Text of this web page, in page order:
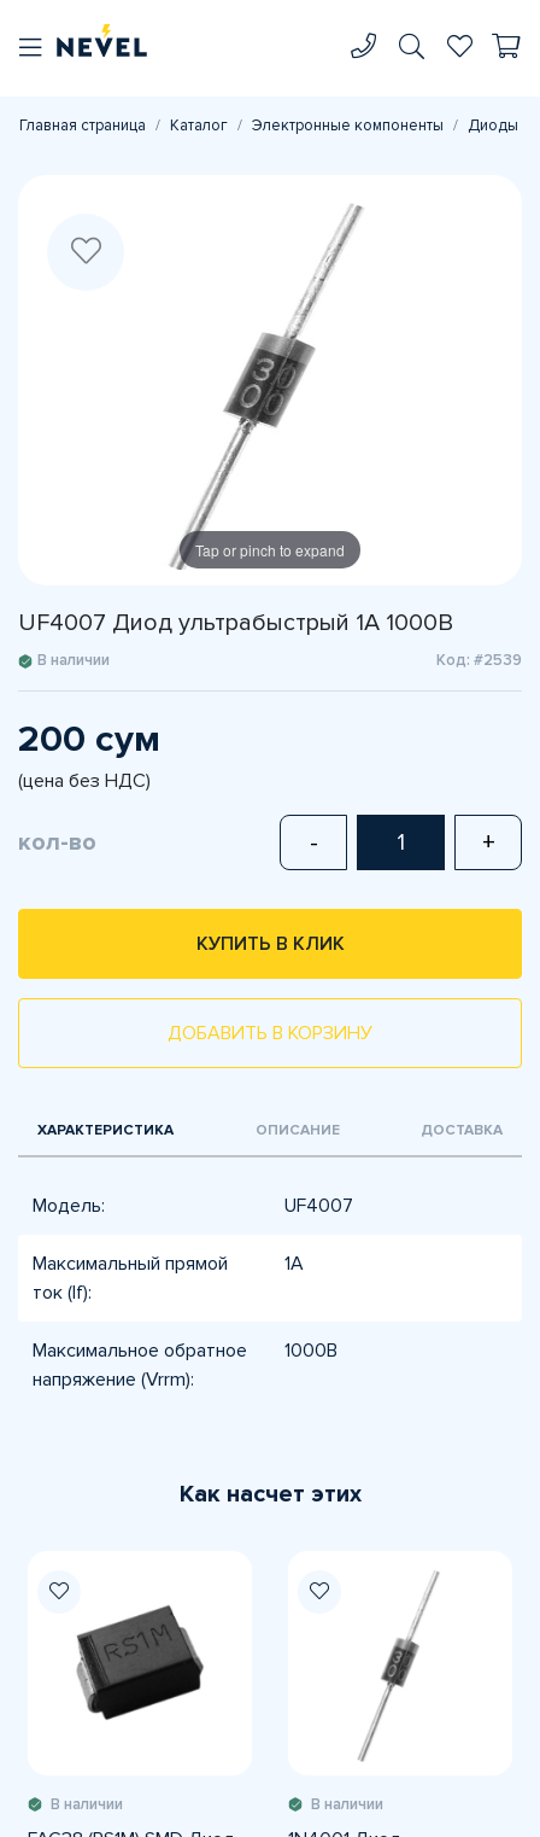
Главная страница Каталог Электронные компоненты Диоды
Tap or pinch to expand
UF4007 Диод ультрабыстрый 1А 1000В
В наличии Код: #2539
200 сум
(цена без НДС)
кол-во - +
КУПИТЬ В КЛИК
ДОБАВИТЬ В КОРЗИНУ
ХАРАКТЕРИСТИКА ОПИСАНИЕ ДОСТАВКА
Модель: UF4007
Максимальный прямой
ток (If):
1А
Максимальное обратное
напряжение (Vrrm):
1000В
Как насчет этих
В наличии В наличии